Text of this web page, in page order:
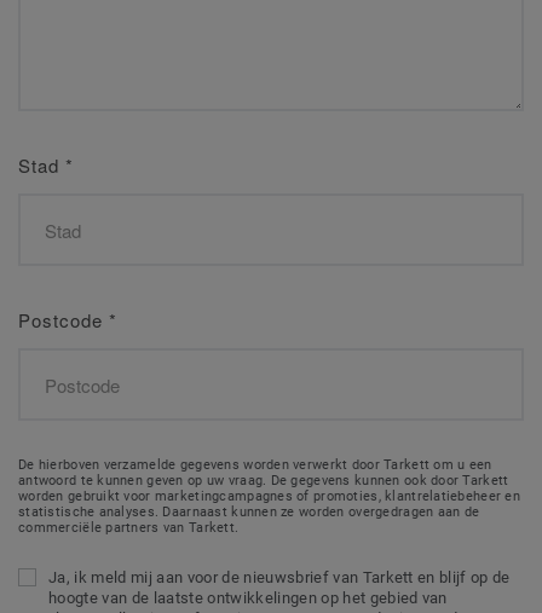
Stad *
Postcode *
De hierboven verzamelde gegevens worden verwerkt door Tarkett om u een
antwoord te kunnen geven op uw vraag. De gegevens kunnen ook door Tarkett
worden gebruikt voor marketingcampagnes of promoties, klantrelatiebeheer en
statistische analyses. Daarnaast kunnen ze worden overgedragen aan de
commerciële partners van Tarkett.
Ja, ik meld mij aan voor de nieuwsbrief van Tarkett en blijf op de
hoogte van de laatste ontwikkelingen op het gebied van